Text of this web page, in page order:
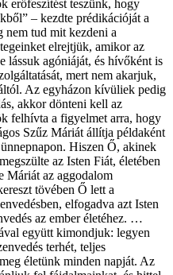
erőfeszítést teszünk, hogy
– kezdte prédikációját a
nem tud mit kezdeni a
elrejtjük, amikor az
lássuk agóniáját, és hívőként is
mert nem akarjuk,
Az egyházon kívüliek pedig
akkor dönteni kell az
felhívta a figyelmet arra, hogy
Szűz Máriát állítja példaként
Hiszen Ő, akinek
az Isten Fiát, életében
Máriát az aggodalom
tövében Ő lett a
elfogadva azt Isten
az ember életéhez. …
együtt kimondjuk: legyen
terhét, teljes
életünk minden napját. Az